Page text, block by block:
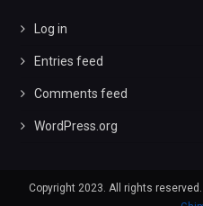
Log in
Entries feed
Comments feed
WordPress.org
Copyright 2023. All rights reserved.